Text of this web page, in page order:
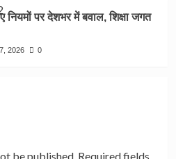
पर देशभर में बवाल, शिक्षा जगत
2026 0
be published. Required fields